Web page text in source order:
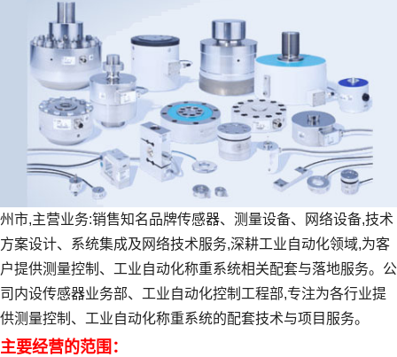
州市,主营业务:销售知名品牌传感器、测量设备、网络设备,技术
方案设计、系统集成及网络技术服务,深耕工业自动化领域,为客
户提供测量控制、工业自动化称重系统相关配套与落地服务。公
司内设传感器业务部、工业自动化控制工程部,专注为各行业提
供测量控制、工业自动化称重系统的配套技术与项目服务。
主要经营的范围：